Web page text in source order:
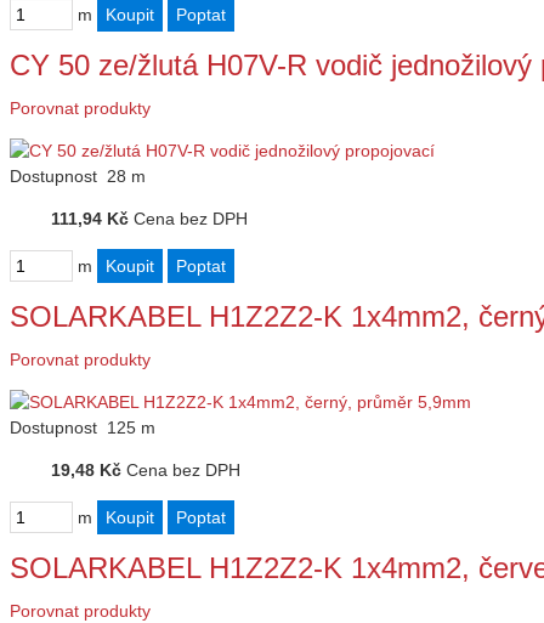
m
CY 50 ze/žlutá H07V-R vodič jednožilový
Porovnat produkty
Dostupnost 28 m
111,94 Kč Cena bez DPH
m
SOLARKABEL H1Z2Z2-K 1x4mm2,
Porovnat produkty
Dostupnost 125 m
19,48 Kč Cena bez DPH
m
SOLARKABEL H1Z2Z2-K 1x4mm2,
Porovnat produkty